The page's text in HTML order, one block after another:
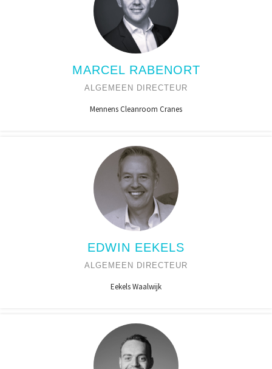
MARCEL RABENORT
ALGEMEEN DIRECTEUR
Mennens Cleanroom Cranes
EDWIN EEKELS
ALGEMEEN DIRECTEUR
Eekels Waalwijk